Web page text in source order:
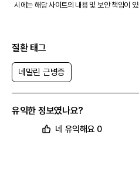
시에는 해당 사이트의 내용 및 보안 책임이
질환 태그
네말린 근병증
유익한 정보였나요?
네 유익해요 0